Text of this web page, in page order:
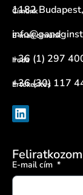
Címünk
1182
E-mail címünk
Iroda
+36 (1) 297
Értékesítés
+36 (30) 117
E-mail cím